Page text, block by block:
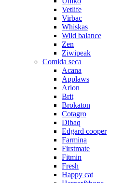
Vetlife
Virbac
Whiskas
Wild balance
Zen
Ziwipeak
Comida seca
Acana
Applaws
Arion
Brit
Brokaton
Cotagro
Dibaq
Edgard cooper
Farmina
Firstmate
Fitmin
Fresh
Happy cat